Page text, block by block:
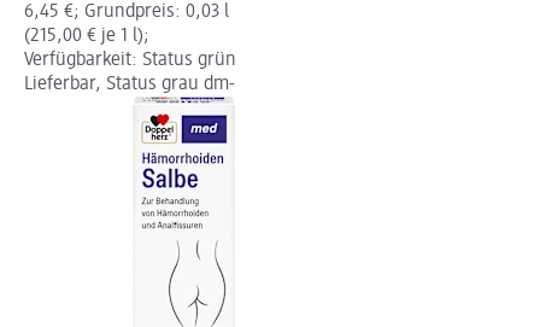
6,45 €; Grundpreis: 0,03 l
(215,00 € je 1 l);
Verfügbarkeit: Status grün
Lieferbar, Status grau dm-